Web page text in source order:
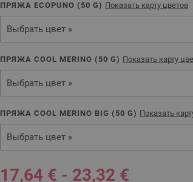
ПРЯЖА ECOPUNO ( 50 G) Показать карту цветов
Выбрать цвет »
ПРЯЖА COOL MERINO ( 50 G) Показать карту
Выбрать цвет »
ПРЯЖА COOL MERINO BIG ( 50 G) Показать
Выбрать цвет »
17,64 € - 23,32 €